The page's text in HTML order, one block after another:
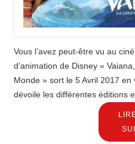
Vous l’avez peut-être vu au
d’animation de Disney «
Monde » sort le 5 Avril 2017
dévoile les différentes éditions